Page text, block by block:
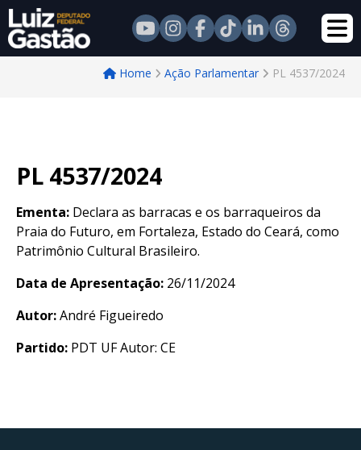
Home Ação Parlamentar PL 4537/2024
PL 4537/2024
Ementa: Declara as barracas e os barraqueiros da
Praia do Futuro, em Fortaleza, Estado do Ceará, como
Patrimônio Cultural Brasileiro.
Data de Apresentação: 26/11/2024
Autor:André Figueiredo
Partido: PDT UF Autor: CE